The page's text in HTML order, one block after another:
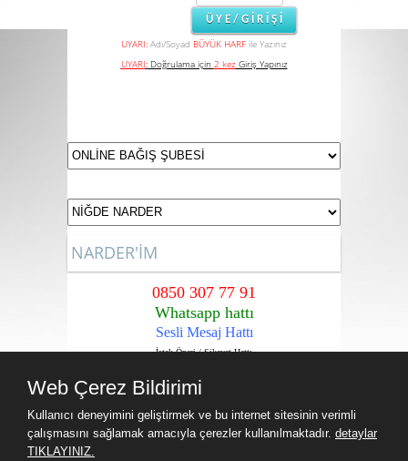
UYARI: Adı/Soyad BÜYÜK HARF ile Yazınız
UYARI:Doğrulama için 2 kez Giriş Yapınız
NARDER'İM
0850 307 77 91
Whatsapp hattı
Sesli Mesaj Hattı
İstek,Öneri / Şikayet Hattı
Web Çerez Bildirimi
Kullanıcı deneyimini geliştirmek ve bu internet sitesinin verimli
çalışmasını sağlamak amacıyla çerezler kullanılmaktadır. detaylar
TIKLAYINIZ.